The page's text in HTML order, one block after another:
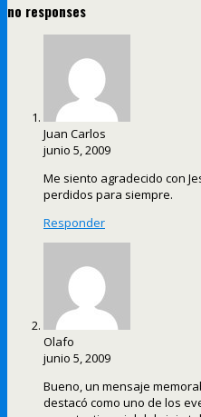
no responses
Juan Carlos
junio 5, 2009
Me siento agradecido con
perdidos para siempre.
Responder
Olafo
junio 5, 2009
Bueno, un mensaje
destacó como uno de los